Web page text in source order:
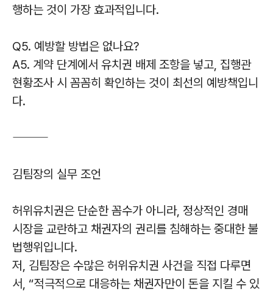
행하는 것이 가장 효과적입니다.
Q5. 예방할 방법은 없나요?
A5. 계약 단계에서 유치권 배제 조항을 넣고, 집행관
현황조사 시 꼼꼼히 확인하는 것이 최선의 예방책입니
다.
⸻
김팀장의 실무 조언
허위유치권은 단순한 꼼수가 아니라, 정상적인 경매
시장을 교란하고 채권자의 권리를 침해하는 중대한 불
법행위입니다.
저, 김팀장은 수많은 허위유치권 사건을 직접 다루면
서, “적극적으로 대응하는 채권자만이 돈을 지킬 수 있